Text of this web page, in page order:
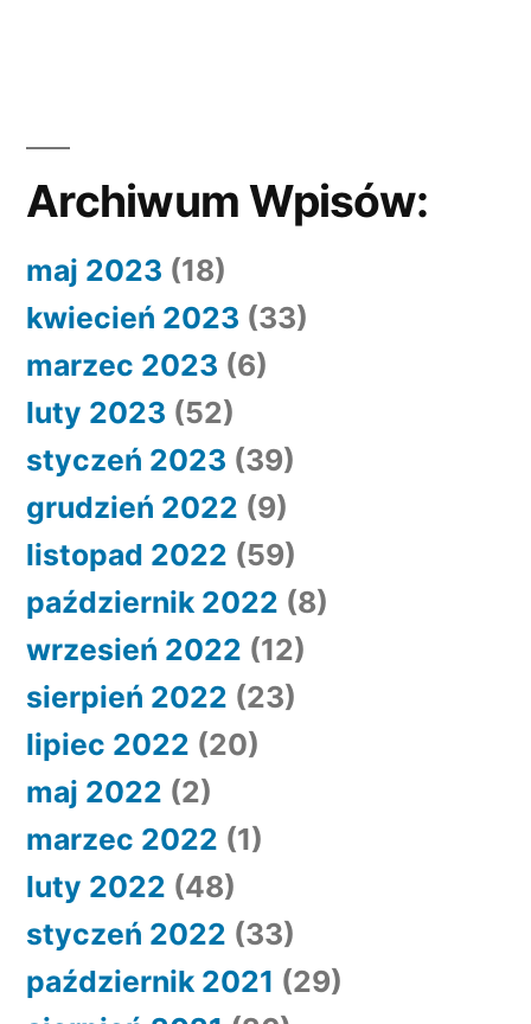
Archiwum Wpisów:
maj 2023 (18)
kwiecień 2023 (33)
marzec 2023 (6)
luty 2023 (52)
styczeń 2023 (39)
grudzień 2022 (9)
listopad 2022 (59)
październik 2022 (8)
wrzesień 2022 (12)
sierpień 2022 (23)
lipiec 2022 (20)
maj 2022 (2)
marzec 2022 (1)
luty 2022 (48)
styczeń 2022 (33)
październik 2021 (29)